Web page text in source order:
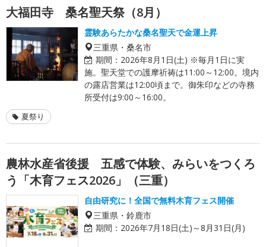
大福田寺 桑名聖天祭（8月）
霊験あらたかな桑名聖天で金運上昇
三重県・桑名市
期間： 2026年8月1日(土) ※毎月1日に実
施。聖天堂での護摩祈祷は11:00～12:00。境内
の露店営業は12:00頃まで。御朱印などの寺務
所受付は9:00～16:00。
夏祭り
農林水産省後援 五感で体験、みらいをつくろ
う「木育フェス2026」（三重）
自由研究に！全国で無料木育フェス開催
三重県・鈴鹿市
期間： 2026年7月18日(土)～8月31日(月)